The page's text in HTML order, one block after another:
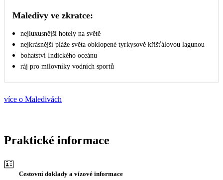
Maledivy ve zkratce:
nejluxusnější hotely na světě
nejkrásnější pláže světa obklopené tyrkysově křišťálovou lagunou
bohatství Indického oceánu
ráj pro milovníky vodních sportů
více o Maledivách
Praktické informace
Cestovní doklady a vízové informace